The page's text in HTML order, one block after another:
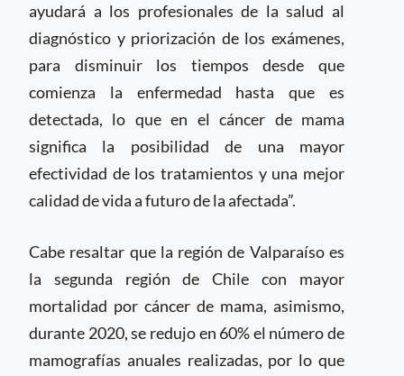
ayudará a los profesionales de la salud al
diagnóstico y priorización de los exámenes,
para disminuir los tiempos desde que
comienza la enfermedad hasta que es
detectada, lo que en el cáncer de mama
significa la posibilidad de una mayor
efectividad de los tratamientos y una mejor
calidad de vida a futuro de la afectada”.
Cabe resaltar que la región de Valparaíso es
la segunda región de Chile con mayor
mortalidad por cáncer de mama, asimismo,
durante 2020, se redujo en 60% el número de
mamografías anuales realizadas, por lo que